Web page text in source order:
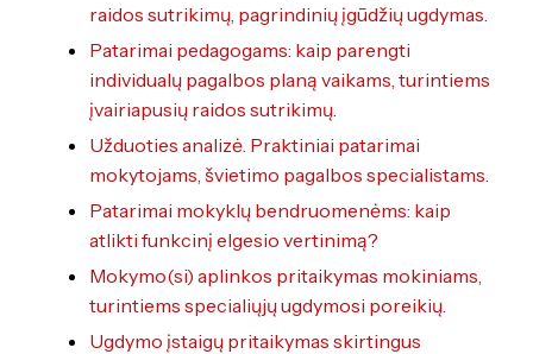
raidos sutrikimų, pagrindinių įgūdžių ugdymas.
Patarimai pedagogams: kaip parengti
individualų pagalbos planą vaikams, turintiems
įvairiapusių raidos sutrikimų.
Užduoties analizė. Praktiniai patarimai
mokytojams, švietimo pagalbos specialistams.
Patarimai mokyklų bendruomenėms: kaip
atlikti funkcinį elgesio vertinimą?
Mokymo(si) aplinkos pritaikymas mokiniams,
turintiems specialiųjų ugdymosi poreikių.
Ugdymo įstaigų pritaikymas skirtingus